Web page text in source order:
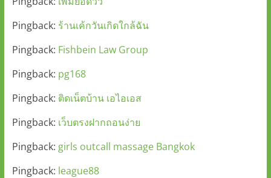
Pingback: ร้านเค้กวันเกิดใกล้ฉัน
Pingback: Fishbein Law Group
Pingback: pg168
Pingback: ติดเน็ตบ้าน เอไอเอส
Pingback: เว็บตรงฝากถอนง่าย
Pingback: girls outcall massage Bangkok
Pingback: league88